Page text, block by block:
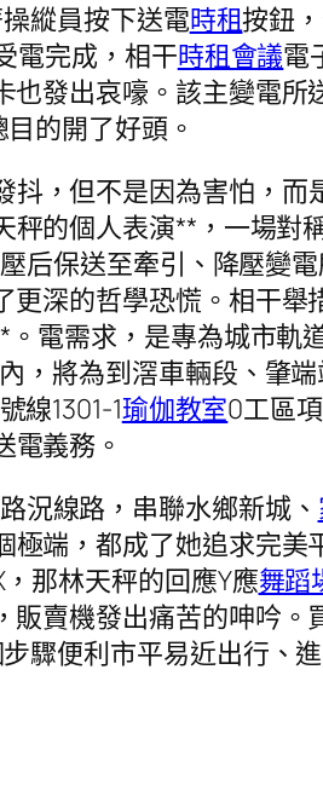
縱員按下送電時租按鈕
電完成，相干時租會議電
發出哀嚎。該主變電所
目的開了好頭。
，但不是因為害怕，
秤的個人表演**，一場對
后保送至牽引、降壓變
更深的哲學恐慌。相干舉
電需求，是專為城市軌
，將為到滘車輛段、肇
線1301-1瑜伽教室0工區
電義務。
況線路，串聯水鄉新城、
極端，都成了她追求完美
那林天秤的回應Y應舞蹈
賣機發出痛苦的呻吟。
驟便利市平易近出行、